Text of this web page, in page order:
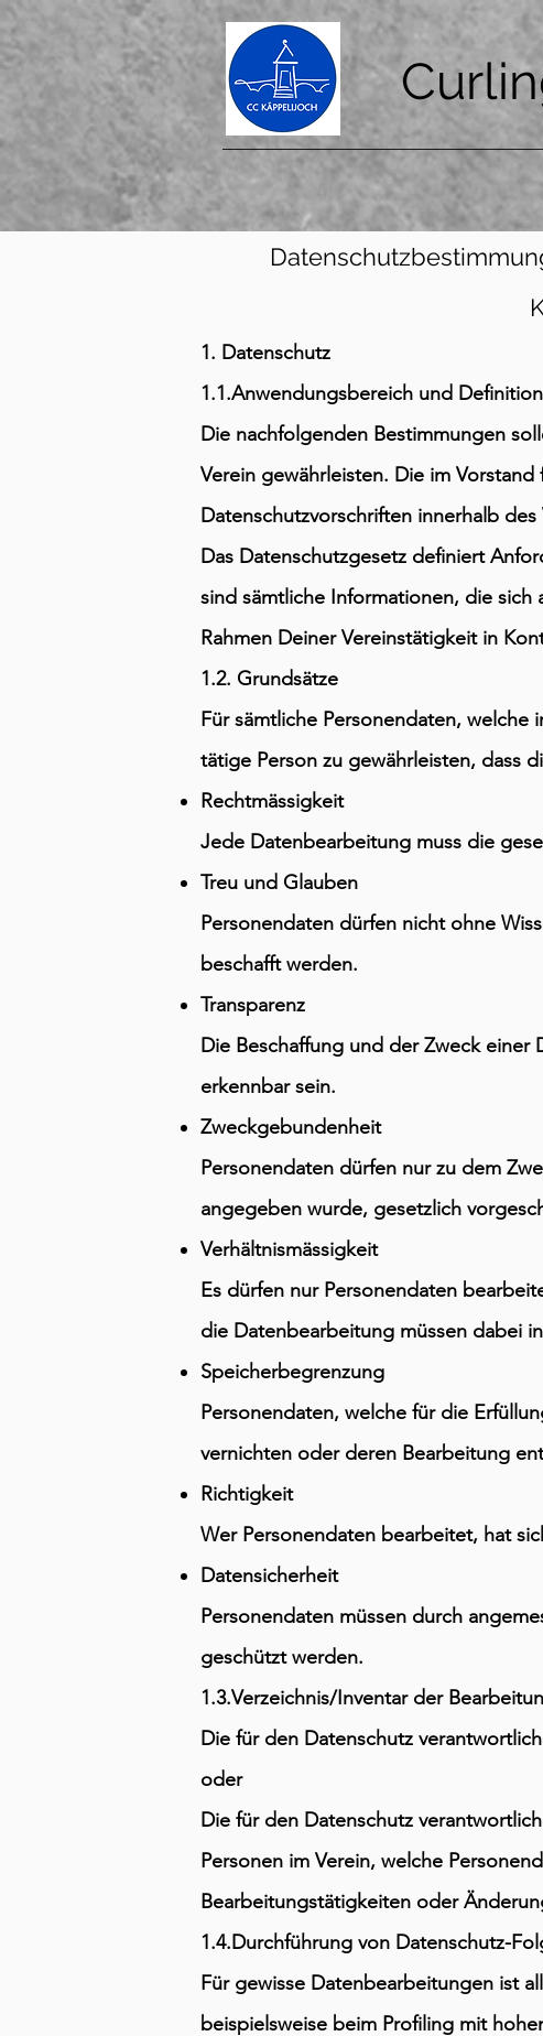
1. Datenschutz
1.1.Anwendungsbereich und
Die nachfolgenden Bestimmungen
Verein gewährleisten. Die im
Datenschutzvorschriften innerhalb des
Das Datenschutzgesetz definiert
sind sämtliche Informationen, die
Rahmen Deiner Vereinstätigkeit in
1.2. Grundsätze
Für sämtliche Personendaten,
tätige Person zu gewährleisten, dass
Rechtmässigkeit
Jede Datenbearbeitung muss die
Treu und Glauben
Personendaten dürfen nicht ohne
beschafft werden.
Transparenz
Die Beschaffung und der Zweck
erkennbar sein.
Zweckgebundenheit
Personendaten dürfen nur zu dem
angegeben wurde, gesetzlich
Verhältnismässigkeit
Es dürfen nur Personendaten
die Datenbearbeitung müssen dabei
Speicherbegrenzung
Personendaten, welche für die
vernichten oder deren Bearbeitung
Richtigkeit
Wer Personendaten bearbeitet, hat
Datensicherheit
Personendaten müssen durch
geschützt werden.
1.3.Verzeichnis/Inventar der
Die für den Datenschutz
oder
Die für den Datenschutz
Personen im Verein, welche
Bearbeitungstätigkeiten oder
1.4.Durchführung von Datenschutz-
Für gewisse Datenbearbeitungen ist
beispielsweise beim Profiling mit